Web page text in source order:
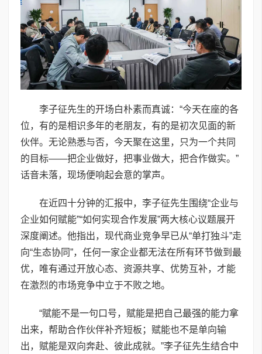
李子征先生的开场白朴素而真诚：“今天在座的各
位，有的是相识多年的老朋友，有的是初次见面的新
伙伴。无论熟悉与否，今天聚在这里，只为一个共同
的目标——把企业做好，把事业做大，把合作做实。”
话音未落，现场便响起会意的掌声。
在近四十分钟的汇报中，李子征先生围绕“企业与
企业如何赋能”“如何实现合作发展”两大核心议题展开
深度阐述。他指出，现代商业竞争早已从“单打独斗”走
向“生态协同”，任何一家企业都无法在所有环节做到最
优，唯有通过开放心态、资源共享、优势互补，才能
在激烈的市场竞争中立于不败之地。
“赋能不是一句口号，赋能是把自己最强的能力拿
出来，帮助合作伙伴补齐短板；赋能也不是单向输
出，赋能是双向奔赴、彼此成就。”李子征先生结合中